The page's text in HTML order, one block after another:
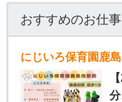
おすすめのお仕事
にじいろ保育園鹿